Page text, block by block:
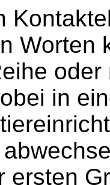
Worten
in
ersten